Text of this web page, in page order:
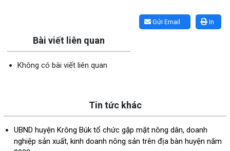
In
Gửi Email
Bài viết liên quan
Không có bài viết liên quan
Tin tức khác
UBND huyện Krông Búk tổ chức gặp mặt nông dân, doanh
nghiệp sản xuất, kinh doanh nông sản trên địa bàn huyện năm